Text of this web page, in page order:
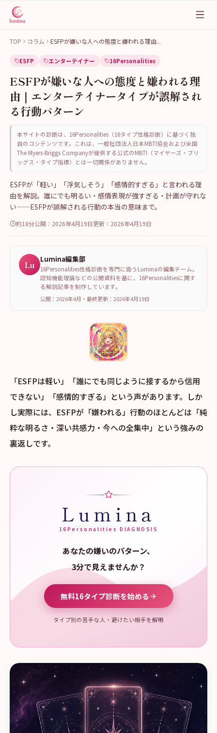
TOP コラム ESFPが嫌いな人への態度と嫌われる理由...
ESFP エンターテイナー 16Personalities
ESFPが嫌いな人への態度と嫌われる理
由｜エンターテイナータイプが誤解され
る行動パターン
本サイトの診断は、16Personalities（16タイプ性格診断）に基づく独
自のコンテンツです。これは、一般社団法人日本MBTI協会および米国
The Myers-Briggs Companyが提供する公式のMBTI（マイヤーズ・ブリ
ッグス・タイプ指標）とは一切関係がありません。
ESFPが「軽い」「浮気しそう」「感情的すぎる」と言われる理
由を解説。誰にでも明るい・感情表現が強すぎる・計画が守れな
い——ESFPが誤解される行動の本当の意味まで。
約18分公開： 2026年4月19日更新： 2026年4月19日
Lu Lumina編集部
16Personalities性格診断を専門に扱うLuminaの編集チーム。
認知機能理論などの公開資料を基に、16Personalitiesに関す
る解説記事を制作しています。
公開：2026年4月 ・ 最終更新： 2026年4月19日
「ESFPは軽い」「誰にでも同じように接するから信用
できない」「感情的すぎる」という声があります。しか
し実際には、ESFPが「嫌われる」行動のほとんどは「純
粋な明るさ・深い共感力・今への全集中」という強みの
裏返しです。
Lumina
16Personalities DIAGNOSIS
あなたの嫌いのパターン、
3分で見えませんか？
無料16タイプ診断を始める
タイプ別の苦手な人・避けたい相手を解明